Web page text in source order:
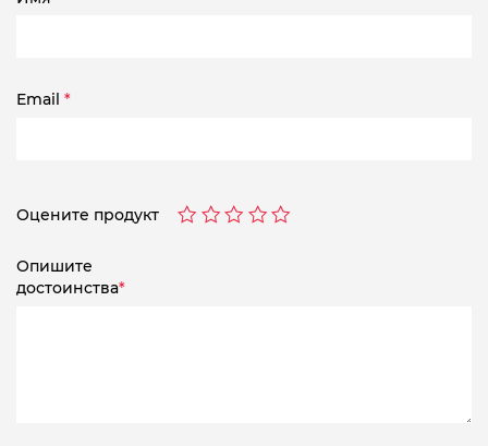
Email *
Оцените продукт
Опишите
достоинства*